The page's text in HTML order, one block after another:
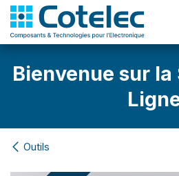
Bienvenue sur
Outils